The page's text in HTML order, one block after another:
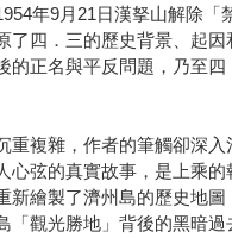
年9月21日漢拏山解除「
了四．三的歷史背景、起因
的正名與平反問題，乃至四
重複雜，作者的筆觸卻深入
心弦的真實故事，是上乘的
新繪製了濟州島的歷史地圖
「觀光勝地」背後的黑暗過